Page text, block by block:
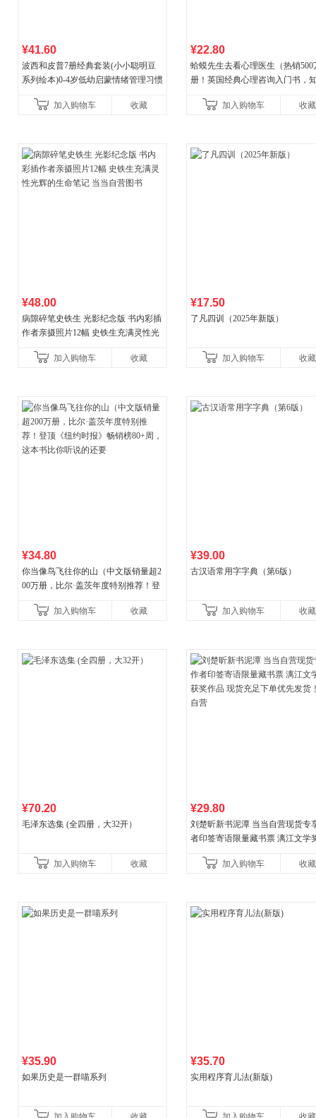
¥41.60
波西和皮普7册经典套装(小小聪明豆
系列绘本)0-4岁低幼启蒙情绪管理习惯
养好品质，发现快
加入购物车 收藏
¥22.80
蛤蟆先生去看心理医生（热销500
册！英国经典心理咨询入门书，
加入购物车
收藏
¥48.00
病隙碎笔史铁生 光影纪念版 书内彩插
作者亲摄照片12幅 史铁生充满灵性光
加入购物车
收藏
¥17.50
了凡四训（2025年新版）
加入购物车 收藏
¥34.80
你当像鸟飞往你的山（中文版销量超2
00万册，比尔·盖茨年度特别推荐！登
比你听说的还要
加入购物车 收藏
¥39.00
古汉语常用字字典（第6版）
加入购物车 收藏
¥70.20
毛泽东选集 (全四册，大32开）
加入购物车 收藏
¥29.80
刘楚昕新书泥潭 当当自营现货专
者印签寄语限量藏书票 漓江文学
加入购物车 收藏
¥35.90
如果历史是一群喵系列
¥35.70
实用程序育儿法(新版)